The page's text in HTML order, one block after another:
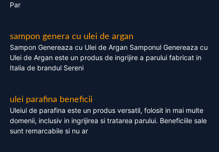
Par
sampon genera cu ulei de argan
Sampon Genereaza cu Ulei de Argan Samponul Genereaza cu
Ulei de Argan este un produs de ingrijire a parului fabricat in
Italia de brandul Sereni
ulei parafina beneficii
Uleiul de parafina este un produs versatil, folosit in mai multe
domenii, inclusiv in ingrijirea si tratarea parului. Beneficiile sale
sunt remarcabile si nu ar